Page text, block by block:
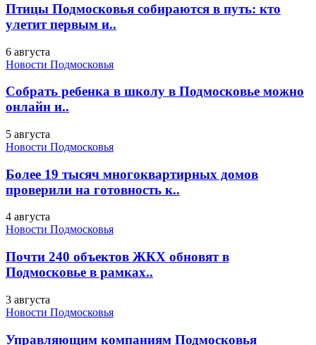
Птицы Подмосковья собираются в путь: кто
улетит первым и..
6 августа
Новости Подмосковья
Собрать ребенка в школу в Подмосковье можно
онлайн и..
5 августа
Новости Подмосковья
Более 19 тысяч многоквартирных домов
проверили на готовность к..
4 августа
Новости Подмосковья
Почти 240 объектов ЖКХ обновят в
Подмосковье в рамках..
3 августа
Новости Подмосковья
Управляющим компаниям Подмосковья